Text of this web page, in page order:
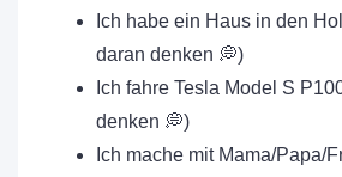
Ich habe ein Haus in den
daran denken 💭)
Ich fahre Tesla Model S
denken 💭)
Ich mache mit Mama/Papa/